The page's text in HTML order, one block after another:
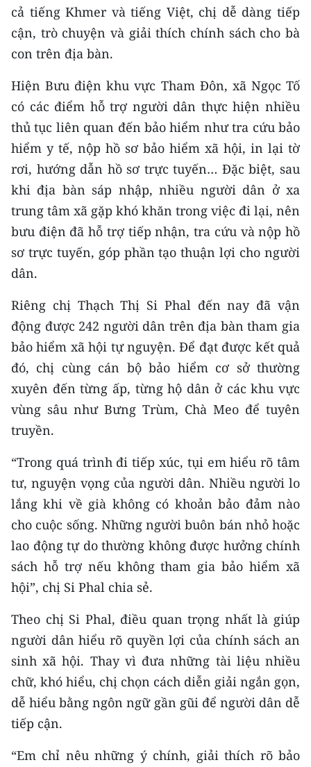
MEDIA CENTER
E-Magazine
Video
Media Chính trị
Media Kinh tế
Media Văn hóa
Media Xã hội
Media Pháp luật
Media Du lịch
Media Thể thao
Media Giáo dục
Media Y tế
Media Khoa học - Công nghệ
Infographic
TIN MỚI
TIN ĐỊA PHƯƠNG
Trung du và miền núi phía Bắc
Đồng bằng sông Hồng
Bắc Trung Bộ
Duyên hải Nam Trung Bộ và Tây
Nguyên
Đông Nam Bộ
cả tiếng Khmer và tiếng Việt, chị dễ dàng tiếp
cận, trò chuyện và giải thích chính sách cho bà
con trên địa bàn.
Hiện Bưu điện khu vực Tham Đôn, xã Ngọc Tố
có các điểm hỗ trợ người dân thực hiện nhiều
thủ tục liên quan đến bảo hiểm như tra cứu bảo
hiểm y tế, nộp hồ sơ bảo hiểm xã hội, in lại tờ
rơi, hướng dẫn hồ sơ trực tuyến… Đặc biệt, sau
khi địa bàn sáp nhập, nhiều người dân ở xa
trung tâm xã gặp khó khăn trong việc đi lại, nên
bưu điện đã hỗ trợ tiếp nhận, tra cứu và nộp hồ
sơ trực tuyến, góp phần tạo thuận lợi cho người
dân.
Riêng chị Thạch Thị Si Phal đến nay đã vận
động được 242 người dân trên địa bàn tham gia
bảo hiểm xã hội tự nguyện. Để đạt được kết quả
đó, chị cùng cán bộ bảo hiểm cơ sở thường
xuyên đến từng ấp, từng hộ dân ở các khu vực
vùng sâu như Bưng Trùm, Chà Meo để tuyên
truyền.
“Trong quá trình đi tiếp xúc, tụi em hiểu rõ tâm
tư, nguyện vọng của người dân. Nhiều người lo
lắng khi về già không có khoản bảo đảm nào
cho cuộc sống. Những người buôn bán nhỏ hoặc
lao động tự do thường không được hưởng chính
sách hỗ trợ nếu không tham gia bảo hiểm xã
hội”, chị Si Phal chia sẻ.
Theo chị Si Phal, điều quan trọng nhất là giúp
người dân hiểu rõ quyền lợi của chính sách an
sinh xã hội. Thay vì đưa những tài liệu nhiều
chữ, khó hiểu, chị chọn cách diễn giải ngắn gọn,
dễ hiểu bằng ngôn ngữ gần gũi để người dân dễ
tiếp cận.
“Em chỉ nêu những ý chính, giải thích rõ bảo